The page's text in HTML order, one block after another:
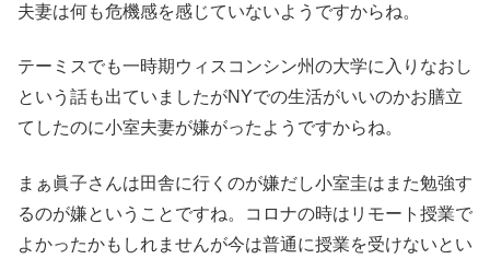
夫妻は何も危機感を感じていないようですからね。
テーミスでも一時期ウィスコンシン州の大学に入りなおし
という話も出ていましたがNYでの生活がいいのかお膳立
てしたのに小室夫妻が嫌がったようですからね。
まぁ眞子さんは田舎に行くのが嫌だし小室圭はまた勉強す
るのが嫌ということですね。コロナの時はリモート授業で
よかったかもしれませんが今は普通に授業を受けないとい